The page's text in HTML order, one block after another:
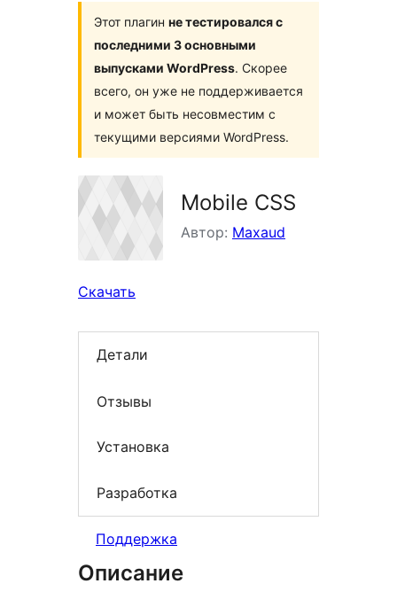
Этот плагин не тестировался с
последними 3 основными
выпусками WordPress. Скорее
всего, он уже не поддерживается
и может быть несовместим с
текущими версиями WordPress.
Mobile CSS
Автор: Maxaud
Скачать
Детали
Отзывы
Установка
Разработка
Поддержка
Описание